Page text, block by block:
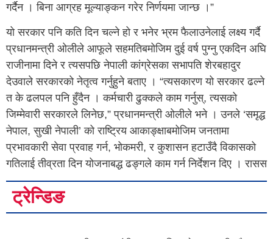
ट्रेन्डिङ
गर्दैन । बिना आग्रह मूल्याङ्कन गरेर निर्णयमा जान्छ ।”
यो सरकार पनि कति दिन चल्ने हो र भनेर भ्रम फैलाउनेलाई लक्ष्य गर्दै
प्रधानमन्त्री ओलीले आफूले सहमतिबमोजिम दुई वर्ष पुग्नु एकदिन अघि
राजीनामा दिने र त्यसपछि नेपाली कांग्रेसका सभापति शेरबहादुर
देउवाले सरकारको नेतृत्व गर्नुहुने बताए । “त्यसकारण यो सरकार ढल्ने
त के ढलपल पनि हुँदैन । कर्मचारी ढुक्कले काम गर्नुस्, त्यसको
जिम्मेवारी सरकारले लिनेछ,” प्रधानमन्त्री ओलीले भने । उनले ‘समृद्ध
नेपाल, सुखी नेपाली’ को राष्ट्रिय आकाङ्क्षाबमोजिम जनतामा
प्रभावकारी सेवा प्रवाह गर्न, भोकमरी, र कुशासन हटाउँदै विकासको
गतिलाई तीव्रता दिन योजनाबद्ध ढङ्गले काम गर्न निर्देशन दिए । रासस